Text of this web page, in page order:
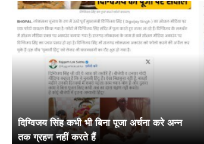
दिग्विजय सिंह कभी भी बिना पूजा अर्चना करे अन्न
तक ग्रहण नहीं करते हैं